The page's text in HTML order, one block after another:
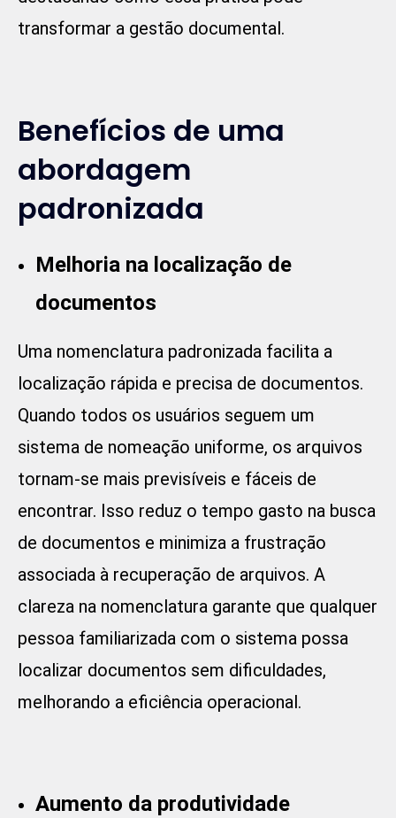
transformar a gestão documental.
Benefícios de uma
abordagem
padronizada
Melhoria na localização de
documentos
Uma nomenclatura padronizada facilita a
localização rápida e precisa de documentos.
Quando todos os usuários seguem um
sistema de nomeação uniforme, os arquivos
tornam-se mais previsíveis e fáceis de
encontrar. Isso reduz o tempo gasto na busca
de documentos e minimiza a frustração
associada à recuperação de arquivos. A
clareza na nomenclatura garante que qualquer
pessoa familiarizada com o sistema possa
localizar documentos sem dificuldades,
melhorando a eficiência operacional.
Aumento da produtividade